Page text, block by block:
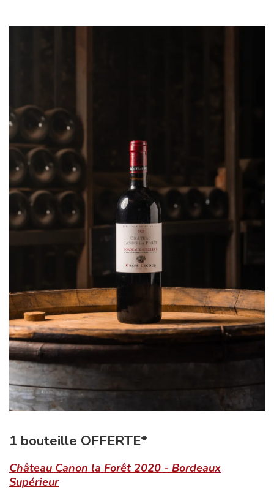
1 bouteille OFFERTE*
Château Canon la Forêt 2020 - Bordeaux
Supérieur